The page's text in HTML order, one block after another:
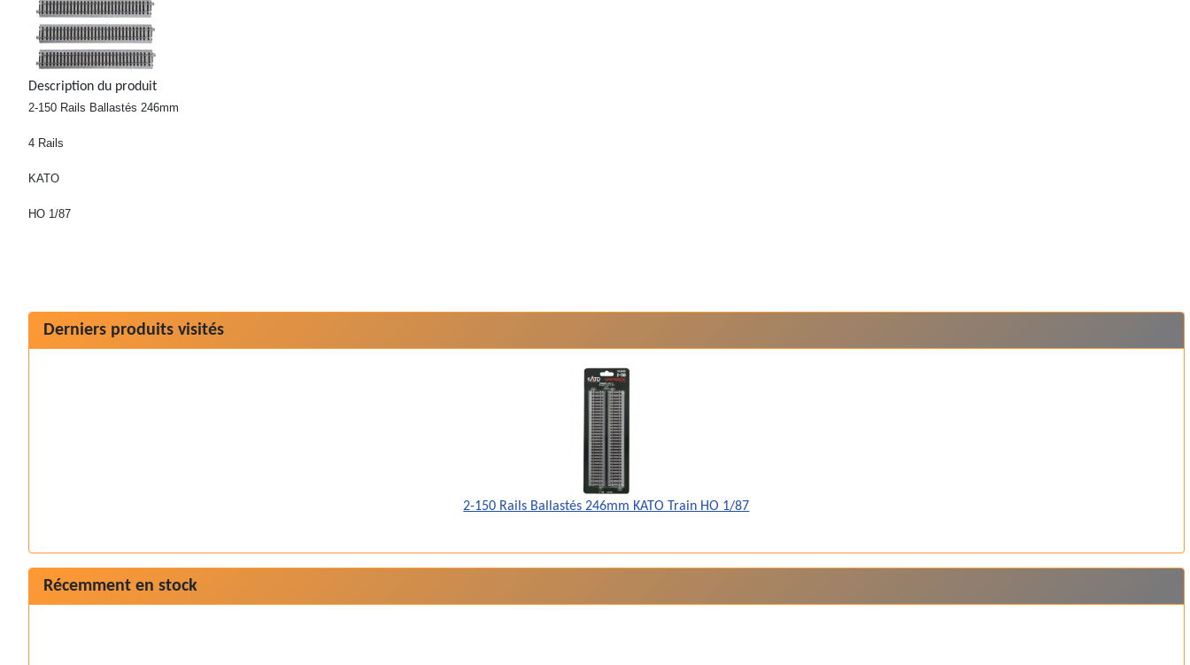
Description du produit
2-150 Rails Ballastés 246mm
4 Rails
KATO
HO 1/87
Derniers produits visités
2-150 Rails Ballastés 246mm KATO Train HO 1/87
Récemment en stock